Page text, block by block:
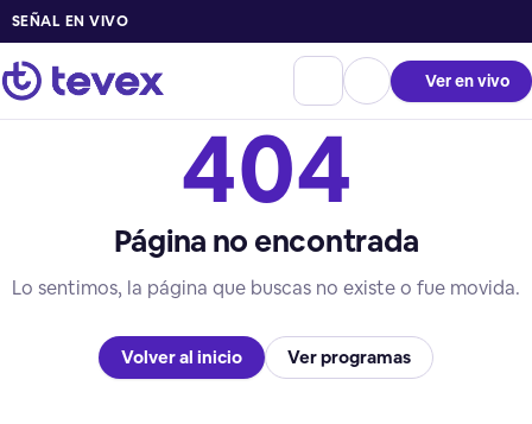
SEÑAL EN VIVO
Ver en vivo
404
Página no encontrada
Lo sentimos, la página que buscas no existe o fue movida.
Volver al inicio Ver programas